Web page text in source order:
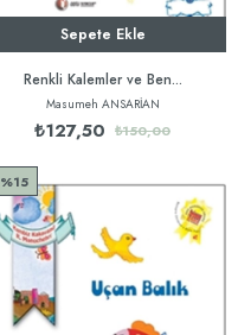
Sepete Ekle
Renkli Kalemler ve Ben...
Masumeh ANSARİAN
₺127,50 ₺150,00
%15